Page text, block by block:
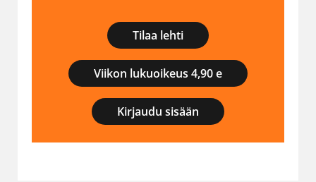
Tilaa lehti
Viikon lukuoikeus 4,90 e
Kirjaudu sisään